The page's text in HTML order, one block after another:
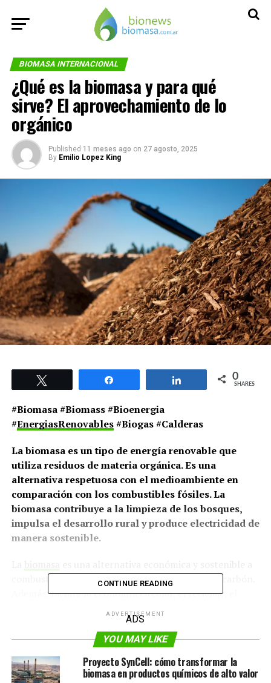
BIOMASA INTERNACIONAL
¿Qué es la biomasa y para qué
sirve? El aprovechamiento de lo
orgánico
Published 11 meses ago on 27 agosto, 2025
By Emilio Lopez King
0
SHARES
#Biomasa #Biomass #Bioenergia
#EnergiasRenovables#Biogas #Calderas
La biomasa es un tipo de energía renovable que
utiliza residuos de materia orgánica. Es una
alternativa respetuosa con el medioambiente en
comparación con los combustibles fósiles. La
biomasa contribuye a la limpieza de los bosques,
impulsa el desarrollo rural y produce electricidad de
manera sostenible.
combustibles tradicionales como el gasóleo o el carbón.
Además, facilita la economía circular, el reciclaje, el
revalorización de restos de la explotación agropecuaria.
Calderas de biomasa: una segunda vida sostenible
para los residuos vegetales
CONTINUE READING
ADVERTISEMENT
ADS
YOU MAY LIKE
Proyecto SynCell: cómo transformar la
biomasa en productos químicos de alto valor